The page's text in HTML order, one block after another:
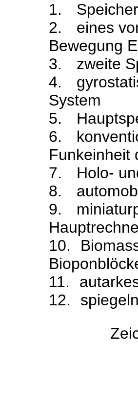
1.
2.
eines
Bewegung
3.
zweite
4.
System
5.
6.
Funkeinheit
7.
Holo-
8.
9.
10.
11.
12.